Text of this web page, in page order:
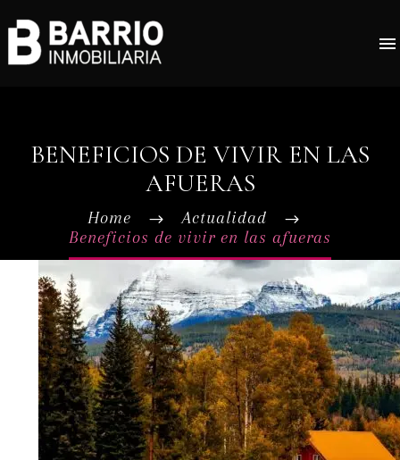
BENEFICIOS DE VIVIR EN LAS
AFUERAS
Home
Actualidad
Beneficios de vivir en las afueras